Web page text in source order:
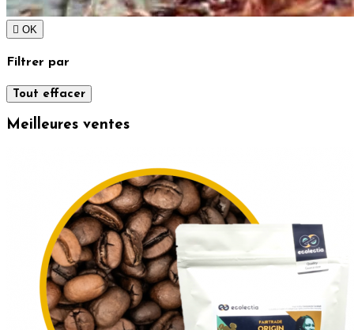
 OK
Filtrer par
Tout effacer
Meilleures ventes